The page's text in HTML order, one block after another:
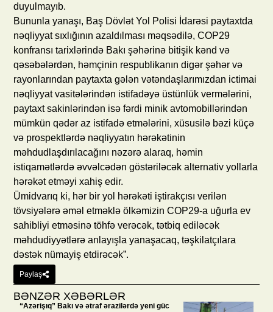
duyulmayıb.
Bununla yanaşı, Baş Dövlət Yol Polisi İdarəsi paytaxtda
nəqliyyat sıxlığının azaldılması məqsədilə, COP29
konfransı tarixlərində Bakı şəhərinə bitişik kənd və
qəsəbələrdən, həmçinin respublikanın digər şəhər və
rayonlarından paytaxta gələn vətəndaşlarımızdan ictimai
nəqliyyat vasitələrindən istifadəyə üstünlük vermələrini,
paytaxt sakinlərindən isə fərdi minik avtomobillərindən
mümkün qədər az istifadə etmələrini, xüsusilə bəzi küçə
və prospektlərdə nəqliyyatın hərəkətinin
məhdudlaşdırılacağını nəzərə alaraq, həmin
istiqamətlərdə əvvəlcədən göstəriləcək alternativ yollarla
hərəkət etməyi xahiş edir.
Ümidvarıq ki, hər bir yol hərəkəti iştirakçısı verilən
tövsiyələrə əməl etməklə ölkəmizin COP29-a uğurla ev
sahibliyi etməsinə töhfə verəcək, tətbiq ediləcək
məhdudiyyətlərə anlayışla yanaşacaq, təşkilatçılara
dəstək nümayiş etdirəcək”.
Paylaş
BƏNZƏR XƏBƏRLƏR
“Azərişıq” Bakı və ətraf ərazilərdə yeni güc